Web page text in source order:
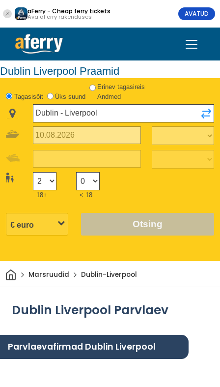
aFerry - Cheap ferry tickets
Ava aFerry rakenduses AVATUD
Dublin Liverpool Praamid
Tagasisõit Üks suund
Erinev tagasireis
Andmed
18+ < 18
Otsing
Avaleht
Marsruudid Dublin-Liverpool
Dublin Liverpool Parvlaev
Parvlaevafirmad Dublin Liverpool